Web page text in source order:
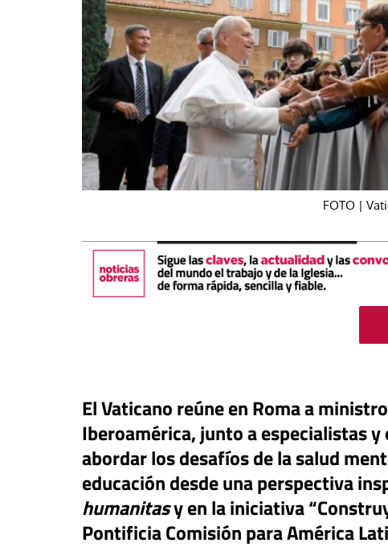
FOTO |
El Vaticano reúne en Roma a
Iberoamérica, junto a especialistas
abordar los desafíos de la salud
educación desde una perspectiva
humanitasy en la iniciativa
Pontificia Comisión para América
de Migraciones pide una
urgente para más de
menores que permanecen
#EstáPasando
León XIV visitará
Argentina y Perú a
noviembre